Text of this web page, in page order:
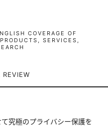
COVERAGE OF
SERVICES,
究極のプライバシー保護を